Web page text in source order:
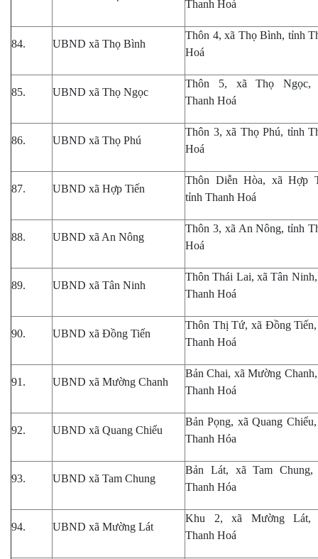
Thanh Hoá
84. UBND xã Thọ Bình
Thôn 4, xã Thọ Bình, tỉnh
Hoá
85. UBND xã Thọ Ngọc
Thôn 5, xã Thọ Ngọc,
Thanh Hoá
86. UBND xã Thọ Phú
Thôn 3, xã Thọ Phú, tỉnh
Hoá
87. UBND xã Hợp Tiến
Thôn Diễn Hòa, xã Hợp
tỉnh Thanh Hoá
88. UBND xã An Nông
Thôn 3, xã An Nông, tỉnh
Hoá
89. UBND xã Tân Ninh
Thôn Thái Lai, xã Tân Ninh
Thanh Hoá
90. UBND xã Đồng Tiến
Thôn Thị Tứ, xã Đồng
Thanh Hoá
91. UBND xã Mường Chanh
Bản Chai, xã Mường
Thanh Hoá
92. UBND xã Quang Chiểu
Bản Pọng, xã Quang
Thanh Hóa
93. UBND xã Tam Chung
Bản Lát, xã Tam Chung,
Thanh Hóa
94. UBND xã Mường Lát
Khu 2,xã Mường Lát,
Thanh Hoá